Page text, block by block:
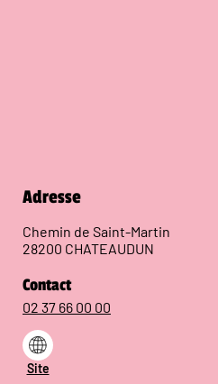
Adresse
Chemin de Saint-Martin
28200 CHATEAUDUN
Contact
02 37 66 00 00
Site